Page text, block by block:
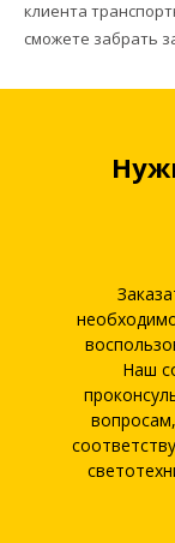
клиента
сможете забрать
Наш